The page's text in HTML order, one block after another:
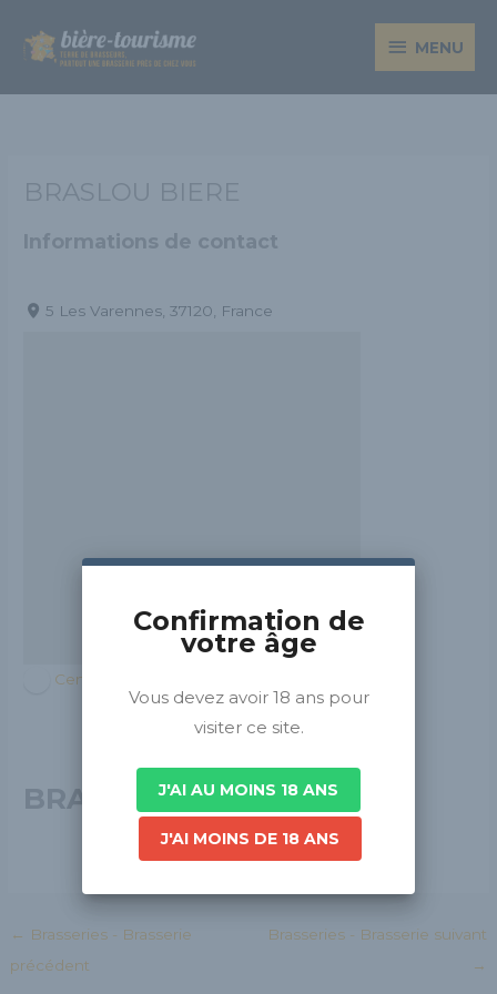
contenu
MENU
MENU
BRASLOU BIERE
Informations de contact
5 Les Varennes, 37120, France
Centre-Val de Loire
BRASLOU BIERE
← Brasseries - Brasserie
précédent
Brasseries - Brasserie suivant
→
Confirmation de
votre âge
Vous devez avoir 18 ans pour
visiter ce site.
J'AI AU MOINS 18 ANS
J'AI MOINS DE 18 ANS